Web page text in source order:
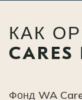
КАК
Фонд WA